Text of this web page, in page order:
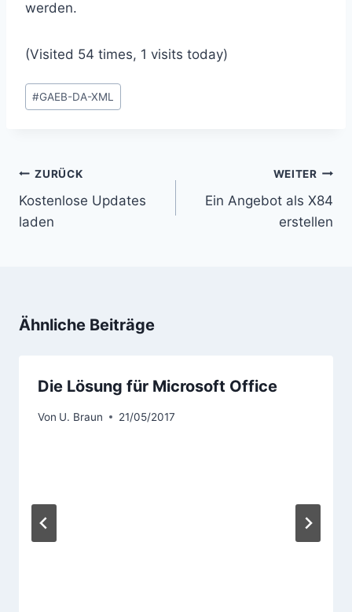
werden.
(Visited 54 times, 1 visits today)
Schlagworte:
#GAEB-DA-XML
Beitragsnavigation
ZURÜCK
Kostenlose Updates
laden
WEITER
Ein Angebot als X84
erstellen
Ähnliche Beiträge
Die Lösung für Microsoft Office
Von U. Braun 21/05/2017